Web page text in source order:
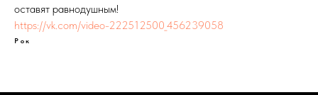
оставят равнодушным!
https://vk.com/video-222512500_456239058
Рок